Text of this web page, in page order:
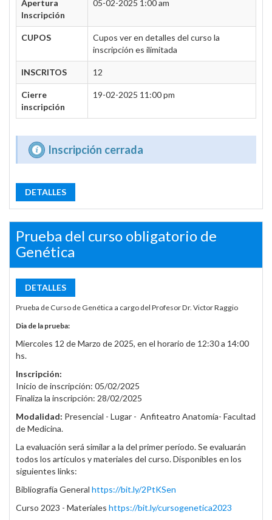
Apertura
Inscripción
05-02-2025 1:00 am
CUPOS
Cupos ver en detalles del curso la
inscripción es ilimitada
INSCRITOS 12
Cierre
inscripción
19-02-2025 11:00 pm
Inscripción cerrada
DETALLES
Prueba del curso obligatorio de
Genética
DETALLES
Prueba de Curso de Genética a cargo del Profesor Dr. Victor Raggio
Dia de la prueba:
Miercoles 12 de Marzo de 2025, en el horario de 12:30 a 14:00
hs.
Inscripción:
Inicio de inscripción: 05/02/2025
Finaliza la inscripción: 28/02/2025
Modalidad: Presencial - Lugar - Anfiteatro Anatomía- Facultad
de Medicina.
La evaluación será similar a la del primer período. Se evaluarán
todos los artículos y materiales del curso. Disponibles en los
siguientes links:
Bibliografía General https://bit.ly/2PtKSen
Curso 2023 - Materiales https://bit.ly/cursogenetica2023